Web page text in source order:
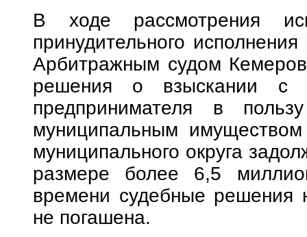
В ходе рассмотрения
принудительного
Арбитражным судом
решения о взыскании с
предпринимателя в
муниципальным
муниципального округа
размере более 6,5
времени судебные решения
не погашена.